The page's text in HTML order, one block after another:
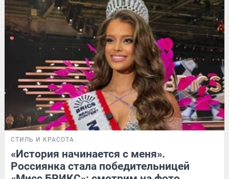
СТИЛЬ И КРАСОТА
«История начинается с меня».
Россиянка стала победительницей